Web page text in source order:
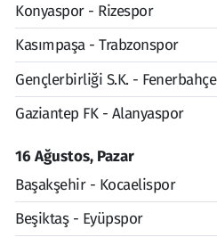
Konyaspor - Rizespor
Kasımpaşa - Trabzonspor
Gençlerbirliği S.K. - Fenerbahçe
Gaziantep FK - Alanyaspor
16 Ağustos, Pazar
Başakşehir - Kocaelispor
Beşiktaş - Eyüpspor